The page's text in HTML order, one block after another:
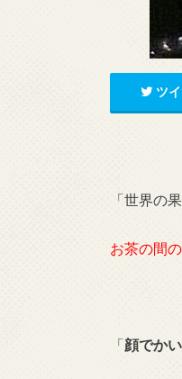
ツ
「世界の
お茶の間
「顔でかい